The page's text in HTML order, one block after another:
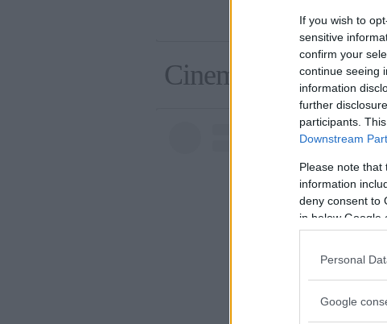
If you wish to
sensitive
confirm your
continue seeing
information
further
participants.
Downstream
Please note
information
deny consent to
in below Google
Personal
Google
Un post condiviso
Cinema e bellezza,